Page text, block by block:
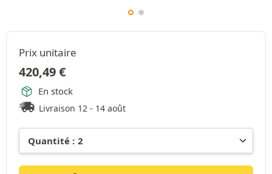
Prix unitaire
420,49€
En stock
Livraison 12 - 14 août